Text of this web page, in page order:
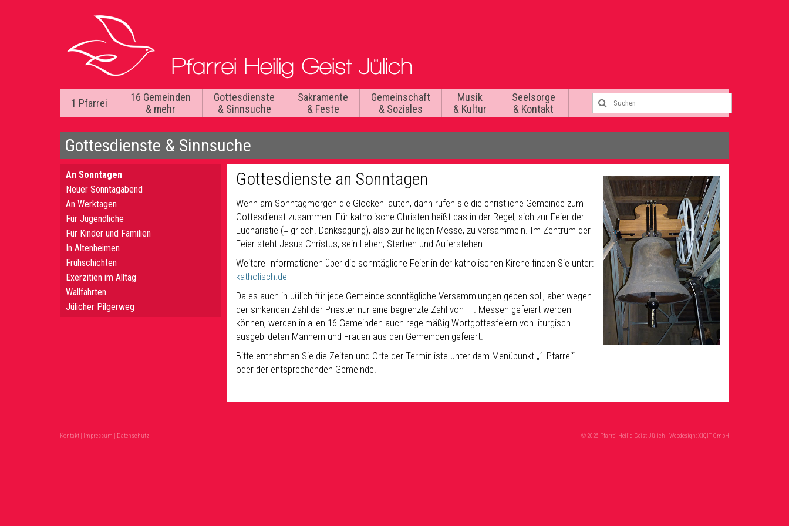
1 Pfarrei
16 Gemeinden
& mehr
Gottesdienste
& Sinnsuche
Sakramente
& Feste
Gemeinschaft
& Soziales
Musik
& Kultur
Seelsorge
& Kontakt
Gottesdienste & Sinnsuche
Gottesdienste an Sonntagen
Wenn am Sonntagmorgen die Glocken läuten, dann rufen sie die christliche Gemeinde zum
Gottesdienst zusammen. Für katholische Christen heißt das in der Regel, sich zur Feier der
Eucharistie (= griech. Danksagung), also zur heiligen Messe, zu versammeln. Im Zentrum der
Feier steht Jesus Christus, sein Leben, Sterben und Auferstehen.
Weitere Informationen über die sonntägliche Feier in der katholischen Kirche finden Sie unter:
katholisch.de
Da es auch in Jülich für jede Gemeinde sonntägliche Versammlungen geben soll, aber wegen
der sinkenden Zahl der Priester nur eine begrenzte Zahl von Hl. Messen gefeiert werden
können, werden in allen 16 Gemeinden auch regelmäßig Wortgottesfeiern von liturgisch
ausgebildeten Männern und Frauen aus den Gemeinden gefeiert.
Bitte entnehmen Sie die Zeiten und Orte der Terminliste unter dem Menüpunkt „1 Pfarrei“
oder der entsprechenden Gemeinde.
An Sonntagen
Neuer Sonntagabend
An Werktagen
Für Jugendliche
Für Kinder und Familien
In Altenheimen
Frühschichten
Exerzitien im Alltag
Wallfahrten
Jülicher Pilgerweg
Kontakt | Impressum | Datenschutz © 2026 Pfarrei Heilig Geist Jülich | Webdesign:XIQIT GmbH